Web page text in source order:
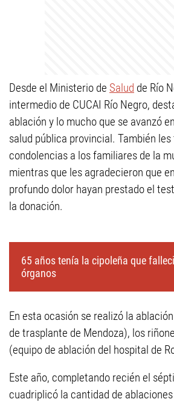
Desde el Ministerio de Salud de Río
intermedio de CUCAI Río Negro,
ablación y lo mucho que se avanzó
salud pública provincial. También
condolencias a los familiares de la
mientras que les agradecieron que
profundo dolor hayan prestado el
la donación.
65 años tenía la cipoleña que
órganos
En esta ocasión se realizó la
de trasplante de Mendoza), los
(equipo de ablación del hospital de
Este año, completando recién el
cuadriplicó la cantidad de